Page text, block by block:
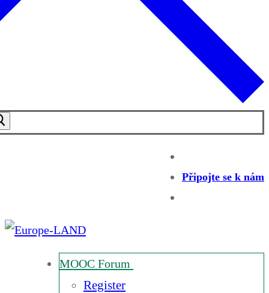
Připojte se k nám
MOOC Forum
Register